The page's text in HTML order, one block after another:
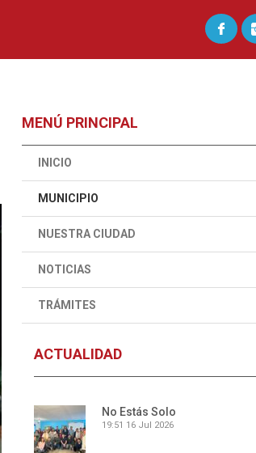
MENÚ PRINCIPAL
INICIO
MUNICIPIO
NUESTRA CIUDAD
NOTICIAS
TRÁMITES
ACTUALIDAD
No Estás Solo
19:51 16 Jul 2026